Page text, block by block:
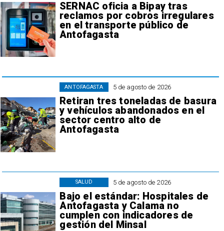
SERNAC oficia a Bipay tras
reclamos por cobros irregulares
en el transporte público de
Antofagasta
5 de agosto de 2026
Retiran tres toneladas de basura
y vehículos abandonados en el
sector centro alto de
Antofagasta
ANTOFAGASTA
5 de agosto de 2026
Bajo el estándar: Hospitales de
Antofagasta y Calama no
cumplen con indicadores de
gestión del Minsal
SALUD